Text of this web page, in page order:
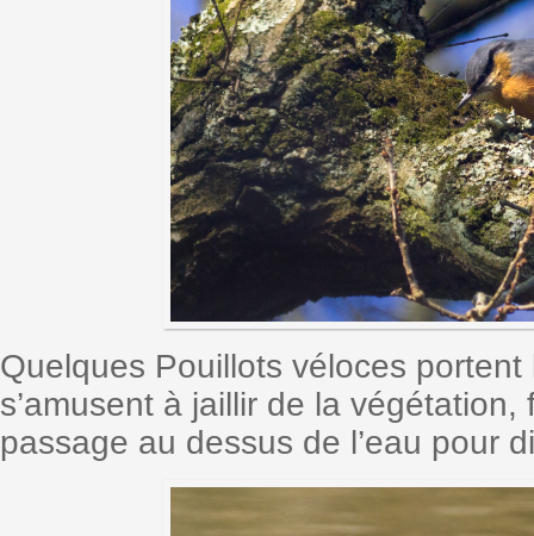
Quelques Pouillots véloces
s’amusent à jaillir de la végétation,
passage au dessus de l’eau pour